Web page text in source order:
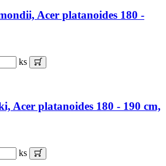
Acer platanoides 180 -
ks
Acer platanoides 180 - 190 cm,
ks